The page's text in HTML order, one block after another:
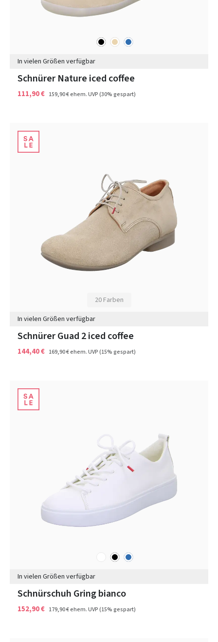
schwarzbeigeblau
In vielen Größen verfügbar
Schnürer Nature iced coffee
111,90 € 159,90 €ehem. UVP(30% gespart)
20 Farben
In vielen Größen verfügbar
Schnürer Guad 2 iced coffee
144,40 € 169,90 €ehem. UVP(15% gespart)
weißschwarz
blau
In vielen Größen verfügbar
Schnürschuh Gring bianco
152,90 € 179,90 €ehem. UVP(15% gespart)